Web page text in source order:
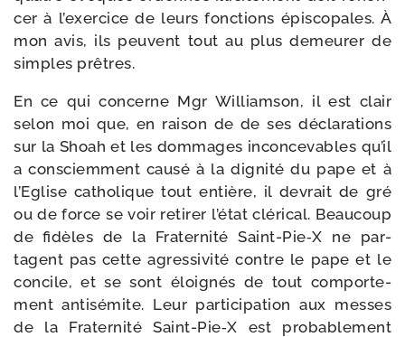
cer à l’exer­cice de leurs fonc­tions épis­co­pales. À
mon avis, ils peuvent tout au plus demeu­rer de
simples prêtres.
En ce qui concerne Mgr Williamson, il est clair
selon moi que, en rai­son de de ses décla­ra­tions
sur la Shoah et les dom­mages incon­ce­vables qu’il
a consciem­ment cau­sé à la digni­té du pape et à
l’Eglise catho­lique tout entière, il devrait de gré
ou de force se voir reti­rer l’é­tat clé­ri­cal. Beaucoup
de fidèles de la Fraternité Saint-​Pie‑X ne par­
tagent pas cette agres­si­vi­té contre le pape et le
concile, et se sont éloi­gnés de tout com­por­te­
ment anti­sé­mite. Leur par­ti­ci­pa­tion aux messes
de la Fraternité Saint-​Pie‑X est pro­ba­ble­ment